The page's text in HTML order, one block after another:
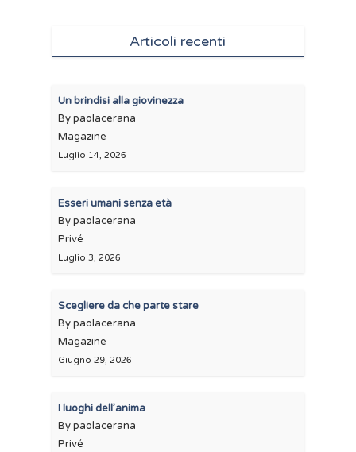
Articoli recenti
Un brindisi alla giovinezza
By paolacerana
Magazine
Luglio 14, 2026
Esseri umani senza età
By paolacerana
Privé
Luglio 3, 2026
Scegliere da che parte stare
By paolacerana
Magazine
Giugno 29, 2026
I luoghi dell’anima
By paolacerana
Privé